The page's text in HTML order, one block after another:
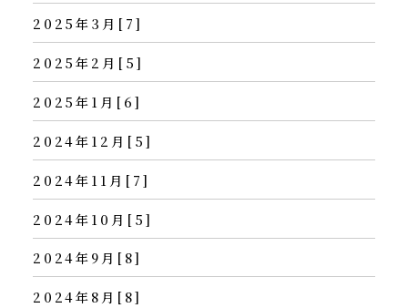
2025年3月[7]
2025年2月[5]
2025年1月[6]
2024年12月[5]
2024年11月[7]
2024年10月[5]
2024年9月[8]
2024年8月[8]